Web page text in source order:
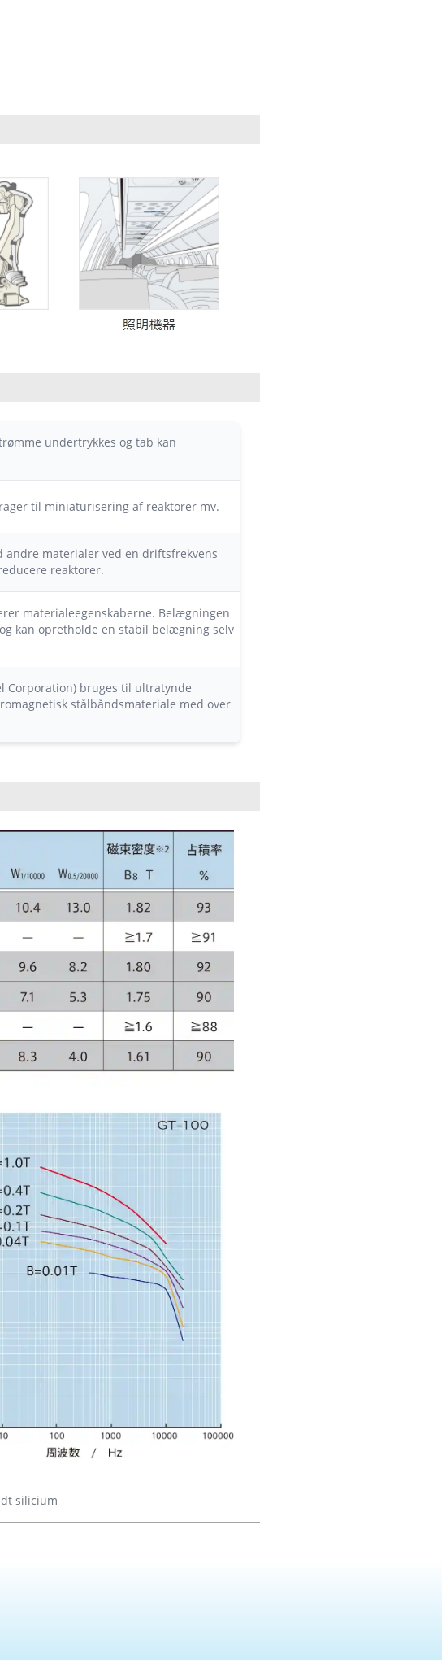
undertrykkes og tab kan
til miniaturisering af reaktorer mv.
materialer ved en driftsfrekvens
reaktorer.
materialeegenskaberne. Belægningen
kan opretholde en stabil belægning selv
Corporation) bruges til ultratynde
stålbåndsmateriale med over
silicium